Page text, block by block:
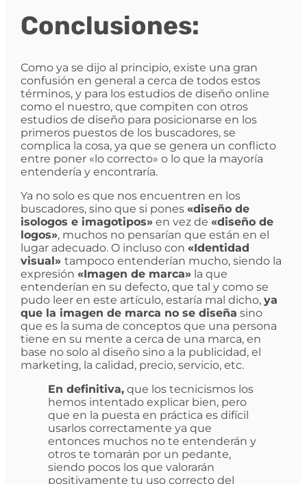
Conclusiones:
Como ya se dijo al principio, existe una gran
confusión en general a cerca de todos estos
términos, y para los estudios de diseño online
como el nuestro, que compiten con otros
estudios de diseño para posicionarse en los
primeros puestos de los buscadores, se
complica la cosa, ya que se genera un conflicto
entre poner «lo correcto» o lo que la mayoría
entendería y encontraría.
Ya no solo es que nos encuentren en los
buscadores, sino que si pones «diseño de
isologos e imagotipos»en vez de «diseño de
logos», muchos no pensarían que están en el
lugar adecuado. O incluso con «Identidad
visual» tampoco entenderían mucho, siendo la
expresión «Imagen de marca»la que
entenderían en su defecto, que tal y como se
pudo leer en este artículo, estaría mal dicho, ya
que la imagen de marca no se diseña sino
que es la suma de conceptos que una persona
tiene en su mente a cerca de una marca, en
base no solo al diseño sino a la publicidad, el
marketing, la calidad, precio, servicio, etc.
En definitiva,que los tecnicismos los
hemos intentado explicar bien, pero
que en la puesta en práctica es difícil
usarlos correctamente ya que
entonces muchos no te entenderán y
otros te tomarán por un pedante,
siendo pocos los que valorarán
positivamente tu uso correcto del